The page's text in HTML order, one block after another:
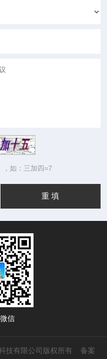
，如：三加四=7
信
技有限公司版权所有 备案